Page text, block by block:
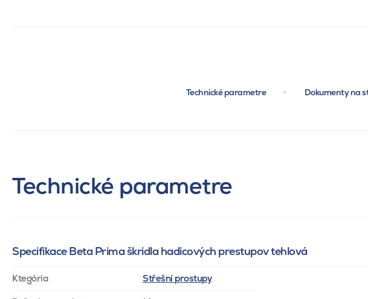
Technické parametre Dokumenty na
Technické parametre
Specifikace Beta Prima škridla hadicových prestupov tehlová
Ktegória Střešní prostupy